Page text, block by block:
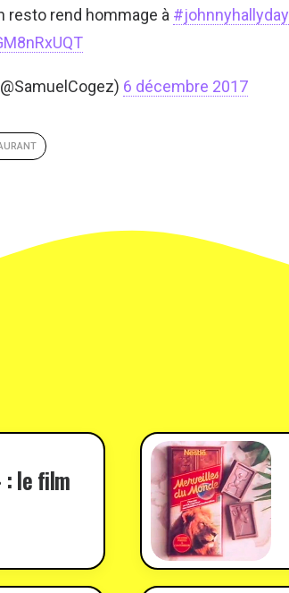
resto rend hommage à #johnnyhallyday
6 décembre 2017
: le film